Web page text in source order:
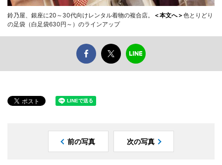
鈴乃屋、銀座に20～30代向けレンタル着物の複合店。 ＜本文へ＞色とりどり
の足袋（白足袋630円～）のラインアップ
前の写真 次の写真